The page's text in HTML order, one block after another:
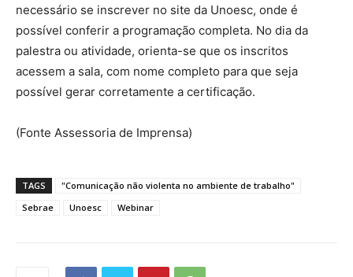
necessário se inscrever no site da Unoesc, onde é
possível conferir a programação completa. No dia da
palestra ou atividade, orienta-se que os inscritos
acessem a sala, com nome completo para que seja
possível gerar corretamente a certificação.
(Fonte Assessoria de Imprensa)
TAGS
"Comunicação não violenta no ambiente de trabalho"
Sebrae
Unoesc Webinar